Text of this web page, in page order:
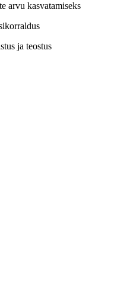
arvu kasvatamiseks
ja teostus